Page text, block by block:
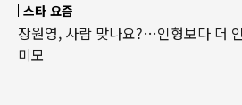
스타 요즘
장원영, 사람 맞나요?…인형보다 더
미모